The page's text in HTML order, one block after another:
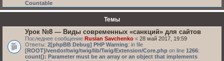
Countable
Темы
Урок №8 — Виды современных «санкций» для сайтов
Последнее сообщение Ruslan Savchenko « 28 май 2017, 19:59
Ответы: 2[phpBB Debug] PHP Warning: in file
[ROOT]/vendor/twig/twig/lib/Twig/Extension/Core.php on line 1266:
count(): Parameter must be an array or an object that implements